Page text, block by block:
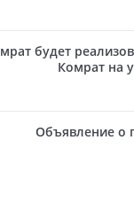
будет
Комрат на
Объявление о